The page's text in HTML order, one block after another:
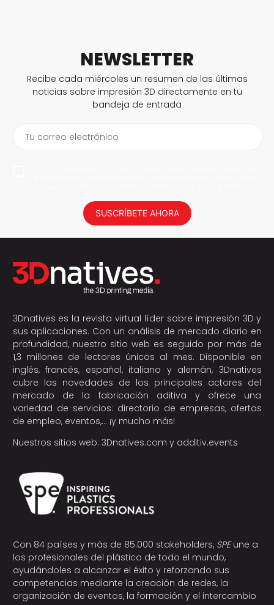
NEWSLETTER
Recibe cada miércoles un resumen de las últimas
noticias sobre impresión 3D directamente en tu
bandeja de entrada
Tu correo electrónico
SUSCRÍBETE AHORA
3Dnatives es la revista virtual líder sobre impresión 3D y
sus aplicaciones. Con un análisis de mercado diario en
profundidad, nuestro sitio web es seguido por más de
1,3 millones de lectores únicos al mes. Disponible en
inglés, francés, español, italiano y alemán, 3Dnatives
cubre las novedades de los principales actores del
mercado de la fabricación aditiva y ofrece una
variedad de servicios: directorio de empresas, ofertas
de empleo, eventos,… ¡y mucho más!
Nuestros sitios web: 3Dnatives.com y additiv.events
Con 84 países y más de 85.000 stakeholders, SPEune a
los profesionales del plástico de todo el mundo,
ayudándoles a alcanzar el éxito y reforzando sus
competencias mediante la creación de redes, la
organización de eventos, la formación y el intercambio